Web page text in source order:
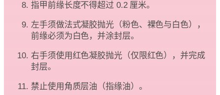
指甲前缘长度不得超过 0.2 厘米。
左手须做法式凝胶抛光（粉色、裸色与白色），
前缘必须为白色，并涂封层。
右手须使用红色凝胶抛光（仅限红色），并完成
封层。
禁止使用角质层油（指缘油）。